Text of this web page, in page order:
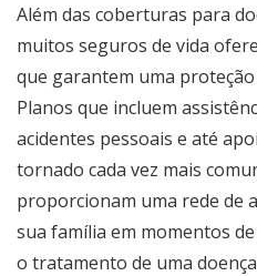
Além das coberturas para
muitos seguros de vida
que garantem uma
Planos que incluem
acidentes pessoais e até
tornado cada vez mais
proporcionam uma rede de
sua família em momentos
o tratamento de uma